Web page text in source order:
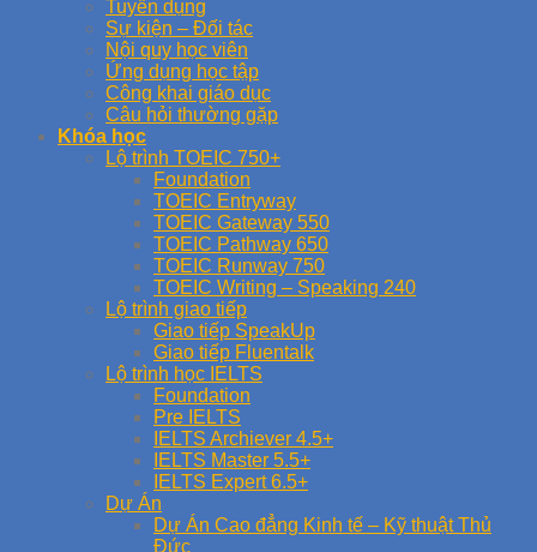
Tuyển dụng
Sự kiện – Đối tác
Nội quy học viên
Ứng dụng học tập
Công khai giáo dục
Câu hỏi thường gặp
Khóa học
Lộ trình TOEIC 750+
Foundation
TOEIC Entryway
TOEIC Gateway 550
TOEIC Pathway 650
TOEIC Runway 750
TOEIC Writing – Speaking 240
Lộ trình giao tiếp
Giao tiếp SpeakUp
Giao tiếp Fluentalk
Lộ trình học IELTS
Foundation
Pre IELTS
IELTS Archiever 4.5+
IELTS Master 5.5+
IELTS Expert 6.5+
Dự Án
Dự Án Cao đẳng Kinh tế – Kỹ thuật Thủ
Đức